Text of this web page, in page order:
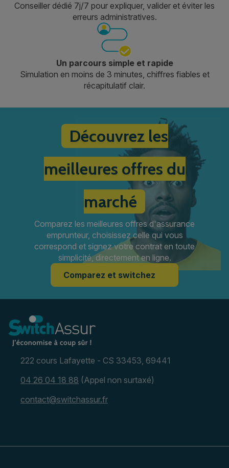
Conseiller dédié 7j/7 pour expliquer, valider et éviter les
erreurs administratives.
Un parcours simple et rapide
Simulation en moins de 3 minutes, chiffres fiables et
récapitulatif clair.
Découvrez les
meilleures offres du
marché
Comparez les meilleures offres d'assurance
emprunteur, choisissez celle qui vous
correspond et signez votre contrat en toute
simplicité, directement en ligne.
Comparez et switchez
222 cours Lafayette - CS 33453, 69441
04 26 04 18 88 (Appel non surtaxé)
contact@switchassur.fr